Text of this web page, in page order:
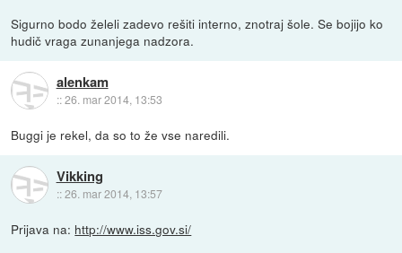
Sigurno bodo želeli zadevo rešiti interno, znotraj šole. Se bojijo ko
hudič vraga zunanjega nadzora.
alenkam
::26. mar 2014, 13:53
Buggi je rekel, da so to že vse naredili.
Vikking
::26. mar 2014, 13:57
Prijava na: http://www.iss.gov.si/